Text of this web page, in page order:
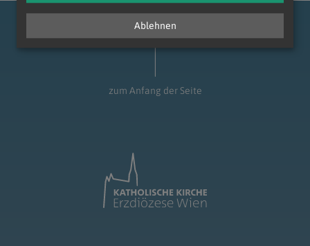
zum Anfang der Seite
Ablehnen